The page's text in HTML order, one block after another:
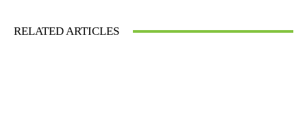
RELATED ARTICLES